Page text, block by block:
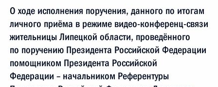
О ходе исполнения поручения, данного по итогам
личного приёма в режиме видео-конференц-связи
жительницы Липецкой области, проведённого
по поручению Президента Российской Федерации
помощником Президента Российской
Федерации – начальником Референтуры